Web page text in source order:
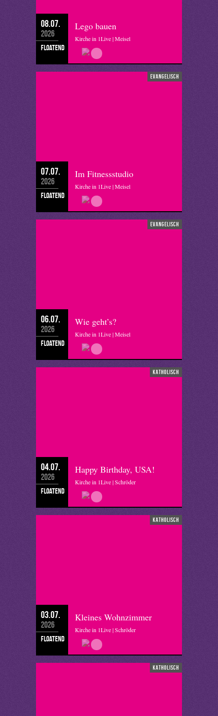
08.07.
2026
floatend
Lego bauen
Kirche in 1Live | Meisel
evangelisch
07.07.
2026
floatend
Im Fitnessstudio
Kirche in 1Live | Meisel
evangelisch
06.07.
2026
floatend
Wie geht’s?
Kirche in 1Live | Meisel
katholisch
04.07.
2026
floatend
Happy Birthday, USA!
Kirche in 1Live | Schröder
katholisch
03.07.
2026
floatend
Kleines Wohnzimmer
Kirche in 1Live | Schröder
katholisch